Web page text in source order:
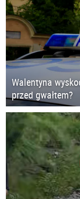
Walentyna
przed gwałtem?